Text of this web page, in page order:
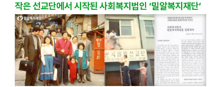
작은 선교단에서 시작된 사회복지법인 ‘밀알복지재단’